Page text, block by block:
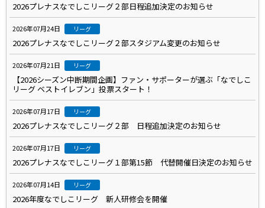
2026プレナスなでしこリーグ２部日程追加決定のお知らせ
2026年07月24日 リーグ
2026プレナスなでしこリーグ２部スタジアム変更のお知らせ
2026年07月21日 リーグ
【2026シーズン中断期間企画】ファン・サポーターが選ぶ「なでしこ
リーグ ベストイレブン」投票スタート！
2026年07月17日 リーグ
2026プレナスなでしこリーグ２部 日程追加決定のお知らせ
2026年07月17日 リーグ
2026プレナスなでしこリーグ１部第15節 代替開催日決定のお知らせ
2026年07月14日 リーグ
2026年度なでしこリーグ 新人研修会を開催